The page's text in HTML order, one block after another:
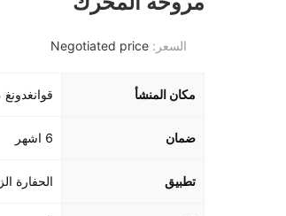
السعر: Negotiated price
مكان المنشأ
ضمان 6 اشهر
تطبيق الحفارة